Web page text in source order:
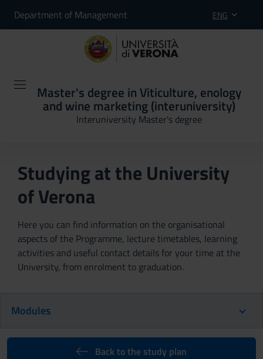
Department of Management ENG
Master's degree in Viticulture, enology
and wine marketing (interuniversity)
Interuniversity Master's degree
Studying at the University
of Verona
Here you can find information on the organisational
aspects of the Programme, lecture timetables, learning
activities and useful contact details for your time at the
University, from enrolment to graduation.
Modules
Back to the study plan